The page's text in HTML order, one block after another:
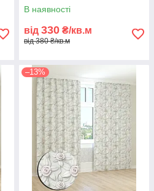
В наявності
від 330 ₴/кв.м
від 380 ₴/кв.м
–13%